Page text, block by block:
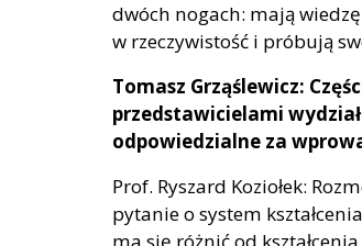
dwóch nogach: mają
w rzeczywistość i próbują
Tomasz Grząślewicz:
przedstawicielami
odpowiedzialne za
Prof. Ryszard Koziołek:
pytanie o system